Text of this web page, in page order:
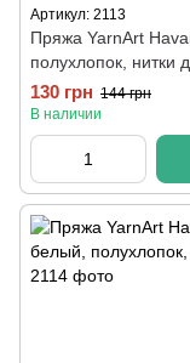
Артикул: 2113
Пряжа YarnArt
полухлопок, нитки
130 грн 144 грн
В наличии